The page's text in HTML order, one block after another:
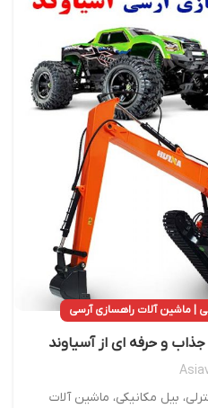
| ماشین آلات راهسازی آرسی
و حرفه ای از آسیاوند
بیل مکانیکی، ماشین آلات